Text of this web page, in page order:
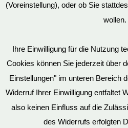
Impressum
(Voreinstellung), oder ob Sie
wollen.
Ihre Einwilligung für die Nutzung
Cookies können Sie jederzeit über
Einstellungen" im unteren Bereich
Widerruf Ihrer Einwilligung entfaltet
also keinen Einfluss auf die
des Widerrufs erfolgten